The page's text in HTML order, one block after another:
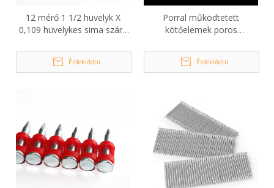
12 mérő 1 1/2 hüvelyk X
0,109 hüvelykes sima szárú
betonszegek
Érdeklődni
Porral működtetett
kötőelemek poros
Érdeklődni